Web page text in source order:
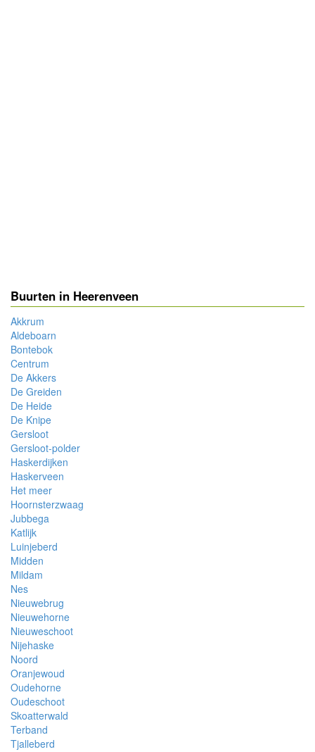
Buurten in Heerenveen
Akkrum
Aldeboarn
Bontebok
Centrum
De Akkers
De Greiden
De Heide
De Knipe
Gersloot
Gersloot-polder
Haskerdijken
Haskerveen
Het meer
Hoornsterzwaag
Jubbega
Katlijk
Luinjeberd
Midden
Mildam
Nes
Nieuwebrug
Nieuwehorne
Nieuweschoot
Nijehaske
Noord
Oranjewoud
Oudehorne
Oudeschoot
Skoatterwald
Terband
Tjalleberd